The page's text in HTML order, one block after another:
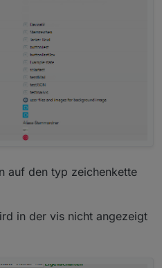
alarm (im script
auf den typ zeichenkette
in der vis nicht angezeigt